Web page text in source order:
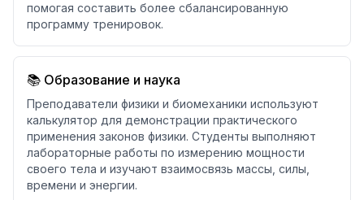
помогая составить более сбалансированную
программу тренировок.
📚 Образование и наука
Преподаватели физики и биомеханики используют
калькулятор для демонстрации практического
применения законов физики. Студенты выполняют
лабораторные работы по измерению мощности
своего тела и изучают взаимосвязь массы, силы,
времени и энергии.